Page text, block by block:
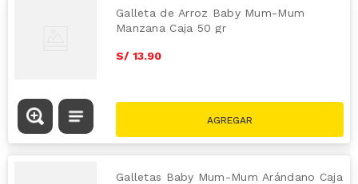
Galleta de Arroz Baby Mum-Mum
Manzana Caja 50 gr
S/ 13.90
Galletas Baby Mum-Mum Arándano Caja